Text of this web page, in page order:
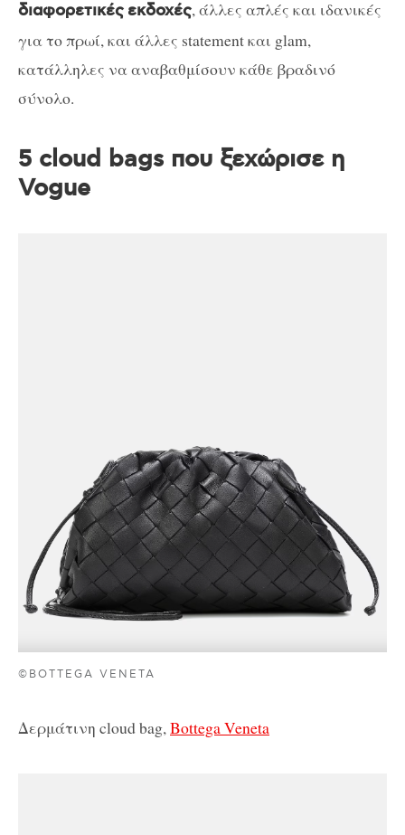
διαφορετικές εκδοχές, άλλες απλές και ιδανικές
για το πρωί, και άλλες statement και glam,
κατάλληλες να αναβαθμίσουν κάθε βραδινό
σύνολο.
5 cloud bags που ξεχώρισε η
Vogue
©BOTTEGA VENETA
Δερμάτινη cloud bag,Bottega Veneta